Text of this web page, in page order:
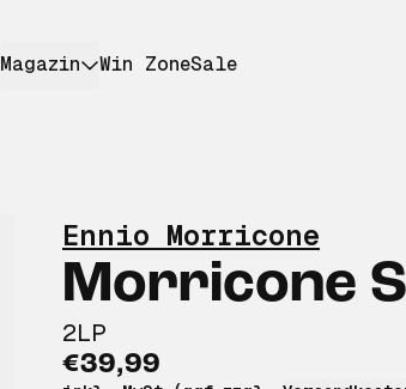
Magazin Win ZoneSale
Ennio Morricone
Morricone
2LP
€39,99